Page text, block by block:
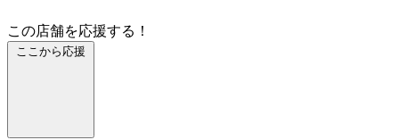
この店舗を応援する！
ここから応援